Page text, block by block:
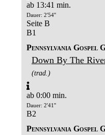
ab 13:41 min.
Dauer: 2'54''
Seite B
B1
Pennsylvania Gospel
Down By The
(trad.)
ab 0:00 min.
Dauer: 2'41''
B2
Pennsylvania Gospel